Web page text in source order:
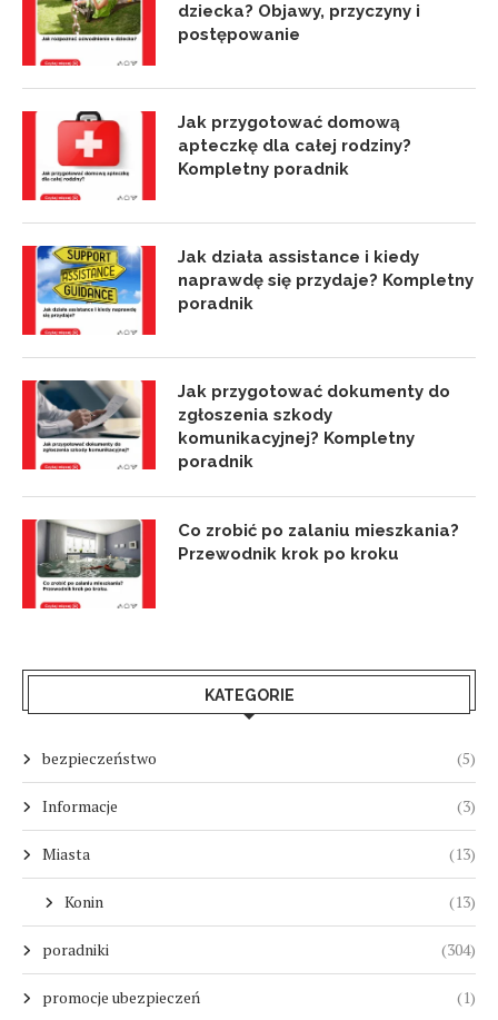
dziecka? Objawy, przyczyny i
postępowanie
Jak przygotować domową
apteczkę dla całej rodziny?
Kompletny poradnik
Jak działa assistance i kiedy
naprawdę się przydaje? Kompletny
poradnik
Jak przygotować dokumenty do
zgłoszenia szkody
komunikacyjnej? Kompletny
poradnik
Co zrobić po zalaniu mieszkania?
Przewodnik krok po kroku
KATEGORIE
bezpieczeństwo (5)
Informacje (3)
Miasta (13)
Konin (13)
poradniki (304)
promocje ubezpieczeń (1)